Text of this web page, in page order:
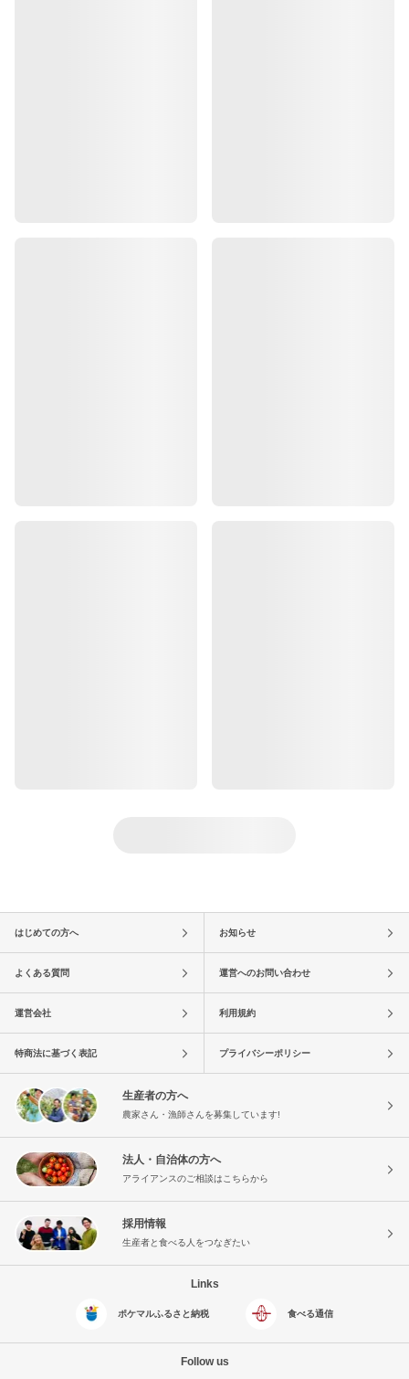
はじめての方へ お知らせ
よくある質問 運営へのお問い合わせ
運営会社 利用規約
特商法に基づく表記 プライバシーポリシー
生産者の方へ
農家さん・漁師さんを募集しています!
法人・自治体の方へ
アライアンスのご相談はこちらから
採用情報
生産者と食べる人をつなぎたい
Links
ポケマルふるさと納税 食べる通信
Follow us